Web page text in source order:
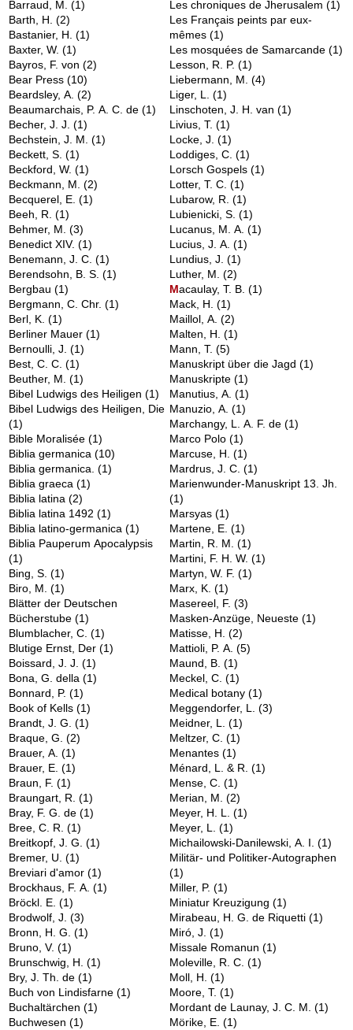
Barraud, M.(1)
Barth, H.(2)
Bastanier, H.(1)
Baxter, W.(1)
Bayros, F. von(2)
Bear Press(10)
Beardsley, A.(2)
Beaumarchais, P. A. C. de(1)
Becher, J. J.(1)
Bechstein, J. M.(1)
Beckett, S.(1)
Beckford, W.(1)
Beckmann, M.(2)
Becquerel, E.(1)
Beeh, R.(1)
Behmer, M.(3)
Benedict XIV.(1)
Benemann, J. C.(1)
Berendsohn, B. S.(1)
Bergbau(1)
Bergmann, C. Chr.(1)
Berl, K.(1)
Berliner Mauer(1)
Bernoulli, J.(1)
Best, C. C.(1)
Beuther, M.(1)
Bibel Ludwigs des Heiligen(1)
Bibel Ludwigs des Heiligen, Die
(1)
Bible Moralisée(1)
Biblia germanica(10)
Biblia germanica.(1)
Biblia graeca(1)
Biblia latina(2)
Biblia latina 1492(1)
Biblia latino-germanica(1)
Biblia Pauperum Apocalypsis
(1)
Bing, S.(1)
Biro, M.(1)
Blätter der Deutschen
Bücherstube(1)
Blumblacher, C.(1)
Blutige Ernst, Der(1)
Boissard, J. J.(1)
Bona, G. della(1)
Bonnard, P.(1)
Book of Kells(1)
Brandt, J. G.(1)
Braque, G.(2)
Brauer, A.(1)
Brauer, E.(1)
Braun, F.(1)
Braungart, R.(1)
Bray, F. G. de(1)
Bree, C. R.(1)
Breitkopf, J. G.(1)
Bremer, U.(1)
Breviari d'amor(1)
Brockhaus, F. A.(1)
Bröckl. E.(1)
Brodwolf, J.(3)
Bronn, H. G.(1)
Bruno, V.(1)
Brunschwig, H.(1)
Bry, J. Th. de(1)
Buch von Lindisfarne(1)
Buchaltärchen(1)
Buchwesen(1)
Les chroniques de Jherusalem(1)
Les Français peints par eux-
mêmes(1)
Les mosquées de Samarcande(1)
Lesson, R. P.(1)
Liebermann, M.(4)
Liger, L.(1)
Linschoten, J. H. van(1)
Livius, T.(1)
Locke, J.(1)
Loddiges, C.(1)
Lorsch Gospels(1)
Lotter, T. C.(1)
Lubarow, R.(1)
Lubienicki, S.(1)
Lucanus, M. A.(1)
Lucius, J. A.(1)
Lundius, J.(1)
Luther, M.(2)
Macaulay, T. B.(1)
Mack, H.(1)
Maillol, A.(2)
Malten, H.(1)
Mann, T.(5)
Manuskript über die Jagd(1)
Manuskripte(1)
Manutius, A.(1)
Manuzio, A.(1)
Marchangy, L. A. F. de(1)
Marco Polo(1)
Marcuse, H.(1)
Mardrus, J. C.(1)
Marienwunder-Manuskript 13. Jh.
(1)
Marsyas(1)
Martene, E.(1)
Martin, R. M.(1)
Martini, F. H. W.(1)
Martyn, W. F.(1)
Marx, K.(1)
Masereel, F.(3)
Masken-Anzüge, Neueste(1)
Matisse, H.(2)
Mattioli, P. A.(5)
Maund, B.(1)
Meckel, C.(1)
Medical botany(1)
Meggendorfer, L.(3)
Meidner, L.(1)
Meltzer, C.(1)
Menantes(1)
Ménard, L. & R.(1)
Mense, C.(1)
Merian, M.(2)
Meyer, H. L.(1)
Meyer, L.(1)
Michailowski-Danilewski, A. I.(1)
Militär- und Politiker-Autographen
(1)
Miller, P.(1)
Miniatur Kreuzigung(1)
Mirabeau, H. G. de Riquetti(1)
Miró, J.(1)
Missale Romanun(1)
Moleville, R. C.(1)
Moll, H.(1)
Moore, T.(1)
Mordant de Launay, J. C. M.(1)
Mörike, E.(1)